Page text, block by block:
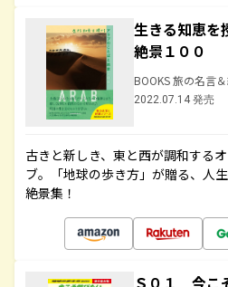
生きる知恵を
絶景１００
BOOKS 旅の名言
2022.07.14 発売
古きと新しき、東と西が調和する
ブ。「地球の歩き方」が贈る、人
絶景集！
Ｓ０１ 今こ